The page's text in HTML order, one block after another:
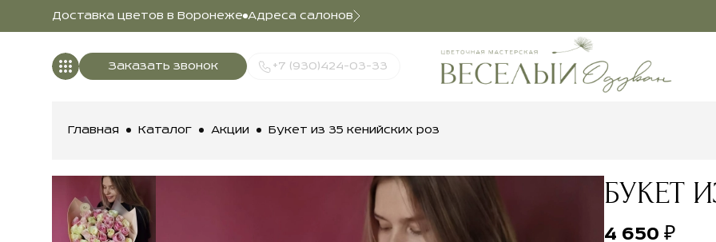
Доставка цветов в Воронеже Адреса салонов
Заказать звонок +7 (930)424-03-33
Главная Каталог Акции Букет из 35 кенийских роз
БУКЕТ
4 650 ₽